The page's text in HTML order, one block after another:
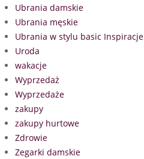
Ubrania damskie
Ubrania męskie
Ubrania w stylu basic Inspiracje
Uroda
wakacje
Wyprzedaż
Wyprzedaże
zakupy
zakupy hurtowe
Zdrowie
Zegarki damskie